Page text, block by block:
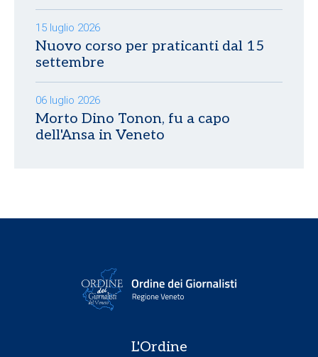
15 luglio 2026
Nuovo corso per praticanti dal 15
settembre
06 luglio 2026
Morto Dino Tonon, fu a capo
dell'Ansa in Veneto
L'Ordine